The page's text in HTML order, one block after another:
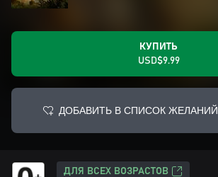
КУПИТЬ
USD$9.99
ДОБАВИТЬ В СПИСОК ЖЕЛАНИЙ
ДЛЯ ВСЕХ ВОЗРАСТОВ